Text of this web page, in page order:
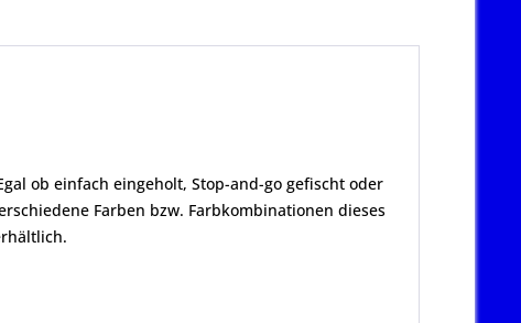
ob einfach eingeholt, Stop-and-go gefischt oder
Farben bzw. Farbkombinationen dieses